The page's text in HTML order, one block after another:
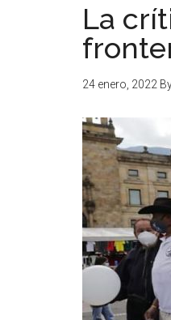
La
24 enero, 2022